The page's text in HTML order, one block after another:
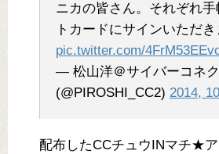
ニカの皆さん。それぞれ手
トカードにサインいただき
pic.twitter.com/
— 松山洋＠サイバーコネ
(@PIROSHI_CC2) 2014,
配布したCCチュウINマチ★